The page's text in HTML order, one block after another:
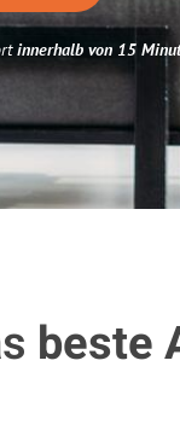
innerhalb von 15
beste